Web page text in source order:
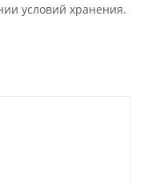
условий хранения.